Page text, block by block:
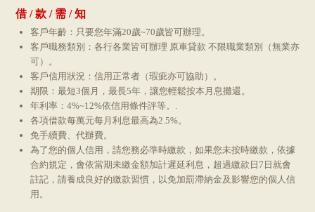
借 / 款 / 需 / 知
客戶年齡：只要您年滿20歲~70歲皆可辦理。
客戶職務類別：各行各業皆可辦理 原車貸款 不限職業類別（無業亦
可）。
客戶信用狀況：信用正常者（瑕疵亦可協助）。
期限：最短3個月，最長5年，讓您輕鬆按本月息攤還。
年利率：4%~12%依信用條件評等。.
各項借款每萬元每月利息最高為2.5%。
免手續費、代辦費。
為了您的個人信用，請您務必準時繳款，如果您未按時繳款，依據
合約規定，會依當期未繳金額加計遲延利息，超過繳款日7日就會
註記，請養成良好的繳款習慣，以免加罰滯納金及影響您的個人信
用。